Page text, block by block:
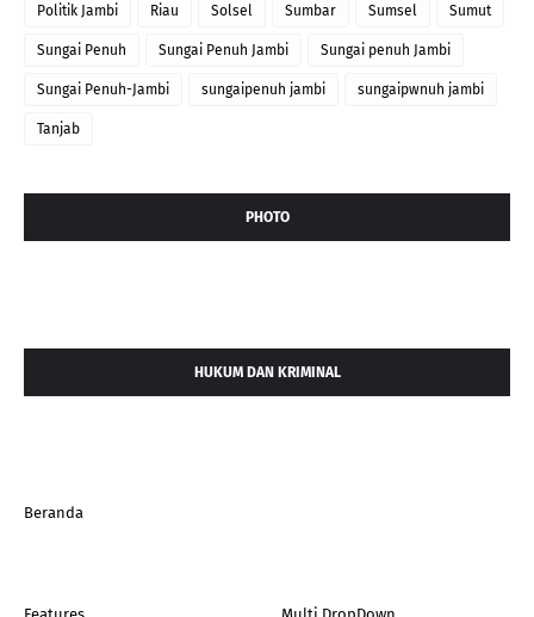
Politik Jambi Riau Solsel Sumbar Sumsel Sumut
Sungai Penuh Sungai Penuh Jambi Sungai penuh Jambi
Sungai Penuh-Jambi sungaipenuh jambi sungaipwnuh jambi
Tanjab
PHOTO
HUKUM DAN KRIMINAL
Beranda